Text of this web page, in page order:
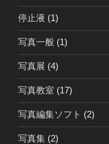
停止液 (1)
写真一般 (1)
写真展 (4)
写真教室 (17)
写真編集ソフト (2)
写真集 (2)